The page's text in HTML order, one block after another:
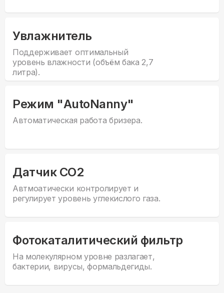
Увлажнитель
Поддерживает оптимальный
уровень влажности (объём бака 2,7
литра).
Режим "AutoNanny"
Автоматическая работа бризера.
Датчик CO2
Автмоатически контролирует и
регулирует уровень углекислого газа.
Фотокаталитический фильтр
На молекулярном уровне разлагает,
бактерии, вирусы, формальдегиды.